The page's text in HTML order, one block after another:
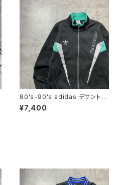
80's-90's adidas デサント製
アディダス トレフォイル 刺繍
ロゴ ジャージ トラックジャケ
¥7,400